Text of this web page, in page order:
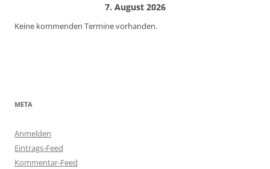
7. August 2026
Keine kommenden Termine vorhanden.
META
Anmelden
Eintrags-Feed
Kommentar-Feed